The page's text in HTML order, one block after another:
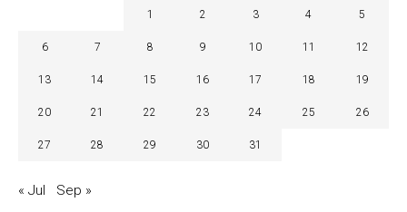
1 2 3 4 5
6 7 8 9 10 11 12
13 14 15 16 17 18 19
20 21 22 23 24 25 26
27 28 29 30 31
« Jul Sep »